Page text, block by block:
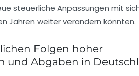
steuerliche Anpassungen mit
Jahren weiter verändern könnten.
Folgen hoher
und Abgaben in